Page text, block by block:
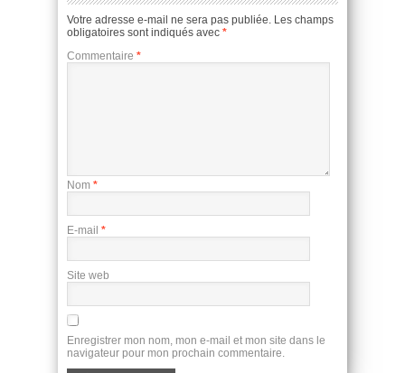
Votre adresse e-mail ne sera pas publiée. Les champs
obligatoires sont indiqués avec *
Commentaire *
Nom *
E-mail *
Site web
Enregistrer mon nom, mon e-mail et mon site dans le
navigateur pour mon prochain commentaire.